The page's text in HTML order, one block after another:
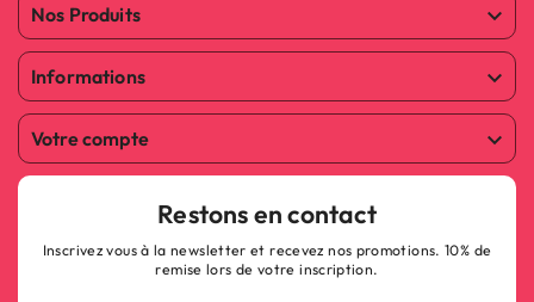
Nos Produits 
Informations 
Votre compte 
Restons en contact
Inscrivez vous à la newsletter et recevez nos promotions. 10% de
remise lors de votre inscription.